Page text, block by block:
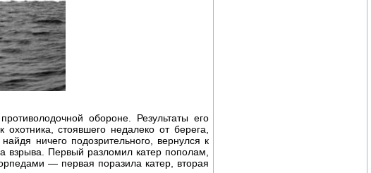
обороне. Результаты его
стоявшего недалеко от берега,
ничего подозрительного, вернулся к
взрыва. Первый разломил катер пополам,
— первая поразила катер, вторая